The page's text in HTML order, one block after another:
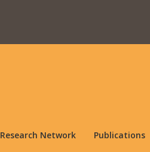
Research Network Publications